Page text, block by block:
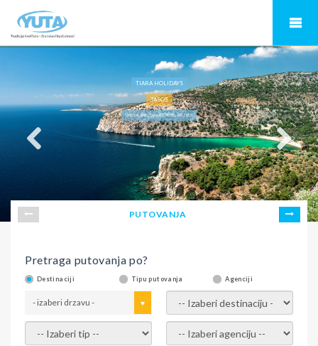
TIARA HOLIDAYS
TASOS
LIMENAS SMEŠTAJ 2026, HOTEL ANGELICA
PUTOVANJA
Pretraga putovanja po?
Destinaciji Tipu putovanja Agenciji
- izaberi drzavu - - izaberi destinaciju -
- izaberi tip - - izaberi agenciju -